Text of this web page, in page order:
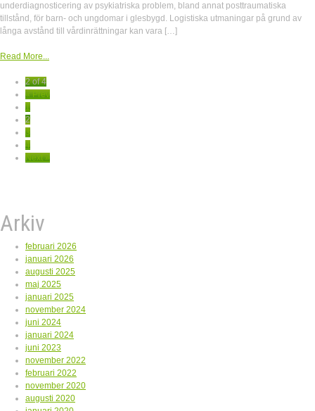
underdiagnosticering av psykiatriska problem, bland annat posttraumatiska
tillstånd, för barn- och ungdomar i glesbygd. Logistiska utmaningar på grund av
långa avstånd till vårdinrättningar kan vara […]
Read More...
2 of 4
« Prev
1
2
3
4
Next »
Arkiv
februari 2026
januari 2026
augusti 2025
maj 2025
januari 2025
november 2024
juni 2024
januari 2024
juni 2023
november 2022
februari 2022
november 2020
augusti 2020